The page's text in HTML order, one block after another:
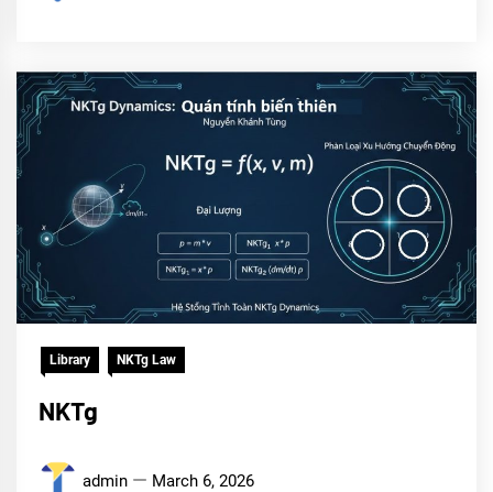
Library NKTg Law
NKTg
admin March 6, 2026